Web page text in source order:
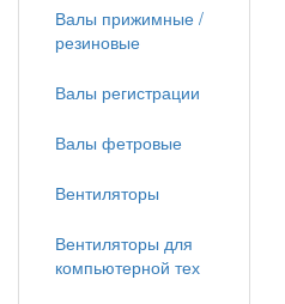
Валы прижимные /
резиновые
Валы регистрации
Валы фетровые
Вентиляторы
Вентиляторы для
компьютерной тех